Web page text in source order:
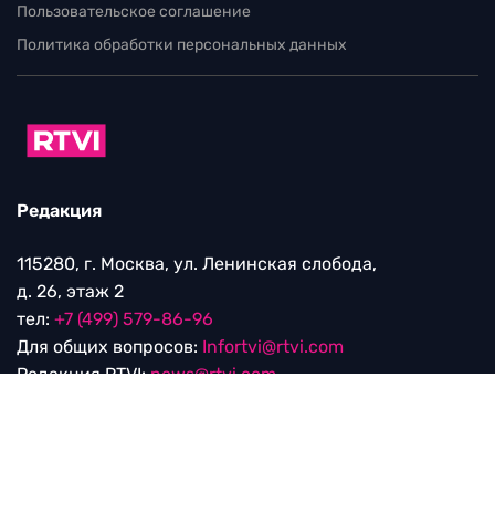
Пользовательское соглашение
Политика обработки персональных данных
Редакция
115280, г. Москва, ул. Ленинская слобода,
д. 26, этаж 2
тел: +7 (499) 579-86-96
Для общих вопросов: Infortvi@rtvi.com
Редакция RTVI:news@rtvi.com